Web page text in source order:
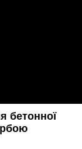
бетонної